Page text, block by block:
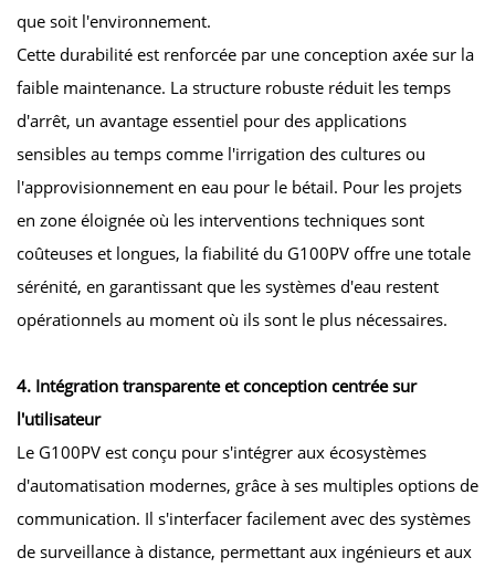
que soit l'environnement.
Cette durabilité est renforcée par une conception axée sur la
faible maintenance. La structure robuste réduit les temps
d'arrêt, un avantage essentiel pour des applications
sensibles au temps comme l'irrigation des cultures ou
l'approvisionnement en eau pour le bétail. Pour les projets
en zone éloignée où les interventions techniques sont
coûteuses et longues, la fiabilité du G100PV offre une totale
sérénité, en garantissant que les systèmes d'eau restent
opérationnels au moment où ils sont le plus nécessaires.
4. Intégration transparente et conception centrée sur
l'utilisateur
Le G100PV est conçu pour s'intégrer aux écosystèmes
d'automatisation modernes, grâce à ses multiples options de
communication. Il s'interfacer facilement avec des systèmes
de surveillance à distance, permettant aux ingénieurs et aux